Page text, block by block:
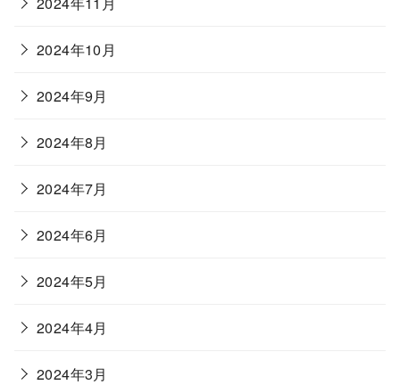
2024年10月
2024年9月
2024年8月
2024年7月
2024年6月
2024年5月
2024年4月
2024年3月